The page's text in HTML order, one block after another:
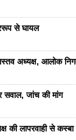
से घायल
अध्यक्ष, आलोक
सवाल, जांच की मांग
की लापरवाही से